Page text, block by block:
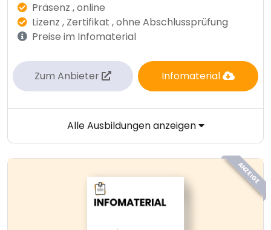
Präsenz , online
Lizenz , Zertifikat , ohne Abschlussprüfung
Preise im Infomaterial
Zum Anbieter Infomaterial
Alle Ausbildungen anzeigen
ANZEIGE